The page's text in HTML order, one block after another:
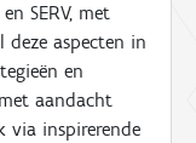
SERV, met
deze aspecten in
en
aandacht
via inspirerende